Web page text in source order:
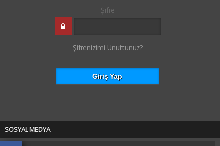
Şifre
Şifrenizimi Unuttunuz?
SOSYAL MEDYA